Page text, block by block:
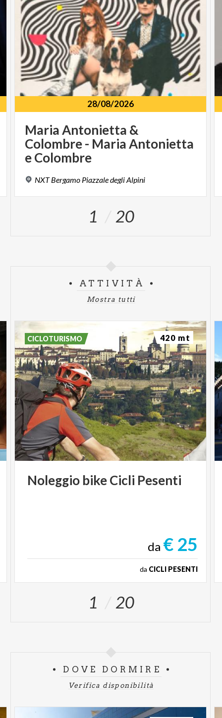
28/08/2026
Maria Antonietta &
Colombre - Maria Antonietta
e Colombre
NXT Bergamo PiazzaledegliAlpini
1 20
ATTIVITÀ
Mostra tutti
Noleggio bikeCicli Pesenti
da € 25
da CICLI PESENTI
CICLOTURISMO 420 mt
1 20
DOVE DORMIRE
Verifica disponibilità